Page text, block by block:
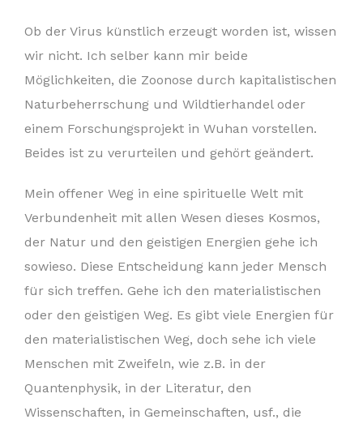
Ob der Virus künstlich erzeugt worden ist, wissen
wir nicht. Ich selber kann mir beide
Möglichkeiten, die Zoonose durch kapitalistischen
Naturbeherrschung und Wildtierhandel oder
einem Forschungsprojekt in Wuhan vorstellen.
Beides ist zu verurteilen und gehört geändert.
Mein offener Weg in eine spirituelle Welt mit
Verbundenheit mit allen Wesen dieses Kosmos,
der Natur und den geistigen Energien gehe ich
sowieso. Diese Entscheidung kann jeder Mensch
für sich treffen. Gehe ich den materialistischen
oder den geistigen Weg. Es gibt viele Energien für
den materialistischen Weg, doch sehe ich viele
Menschen mit Zweifeln, wie z.B. in der
Quantenphysik, in der Literatur, den
Wissenschaften, in Gemeinschaften, usf., die